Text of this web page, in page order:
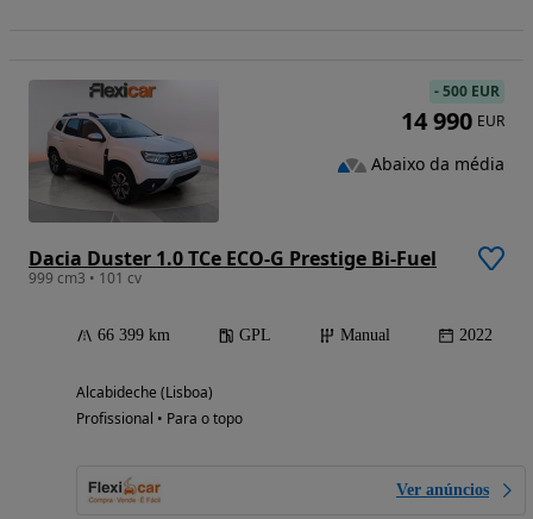
Dacia Duster 1.0 TCe ECO-G Prestige Bi-Fuel
999 cm3 • 101 cv
66 399 km GPL Manual 2022
Alcabideche (Lisboa)
Profissional • Para o topo
Ver anúncios
-500 EUR
14 990 EUR
Abaixo da média